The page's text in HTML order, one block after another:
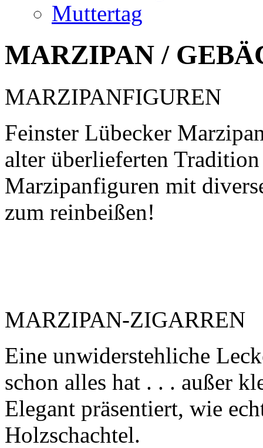
Muttertag
MARZIPAN /
MARZIPANFIGUREN
Feinster Lübecker
alter überlieferten
Marzipanfiguren mit
zum reinbeißen!
MARZIPAN-ZIGARREN
Eine unwiderstehliche
schon alles hat . . . außer
Elegant präsentiert, wie
Holzschachtel.